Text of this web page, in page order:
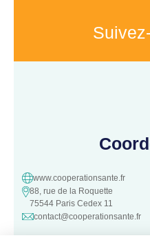
www.cooperationsante.fr
88, rue de la Roquette
75544 Paris Cedex 11
contact@cooperationsante.fr